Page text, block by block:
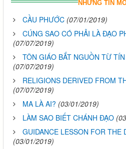
NHỮNG TIN
CẦU PHƯỚC (07/01/2019)
CÚNG SAO CÓ PHẢI LÀ ĐẠO
(07/07/2019)
TÔN GIÁO BẮT NGUỒN TỪ
(07/07/2019)
RELIGIONS DERIVED FROM
(07/07/2019)
MA LÀ AI? (03/01/2019)
LÀM SAO BIẾT CHÁNH ĐẠO
GUIDANCE LESSON FOR THE
(03/01/2019)